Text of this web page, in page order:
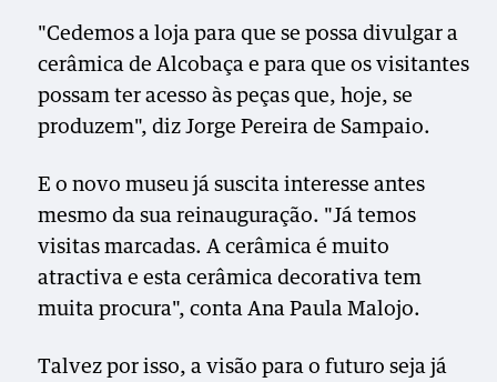
"Cedemos a loja para que se possa divulgar a
cerâmica de Alcobaça e para que os visitantes
possam ter acesso às peças que, hoje, se
produzem", diz Jorge Pereira de Sampaio.
E o novo museu já suscita interesse antes
mesmo da sua reinauguração. "Já temos
visitas marcadas. A cerâmica é muito
atractiva e esta cerâmica decorativa tem
muita procura", conta Ana Paula Malojo.
Talvez por isso, a visão para o futuro seja já